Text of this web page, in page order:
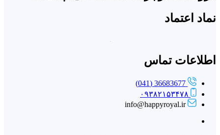
نماد اعتماد
اطلاعات تماس
36683677 (041)
۰۹۳۸۲۱۵۳۴۷۸
info@happyroyal.ir